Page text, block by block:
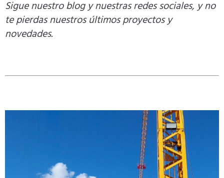
Sigue nuestro blog y nuestras redes sociales, y no
te pierdas nuestros últimos proyectos y
novedades.